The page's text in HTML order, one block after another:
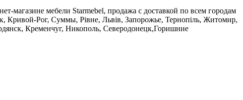
магазине мебели Starmebel, продажа с доставкой по всем городам
Кривой-Рог, Суммы, Рівне, Львів, Запорожье, Тернопіль, Житомир,
Кременчуг, Никополь, Северодонецк,Горишние